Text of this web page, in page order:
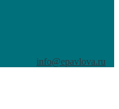
info@epavlova.ru